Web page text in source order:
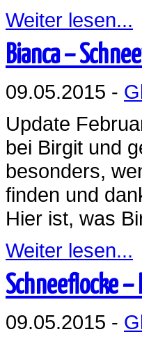
Weiter lesen...
Bianca –
09.05.2015 -
Update
bei Birgit und
besonders,
finden und
Hier ist, was
Weiter lesen...
Schneeflocke –
09.05.2015 -